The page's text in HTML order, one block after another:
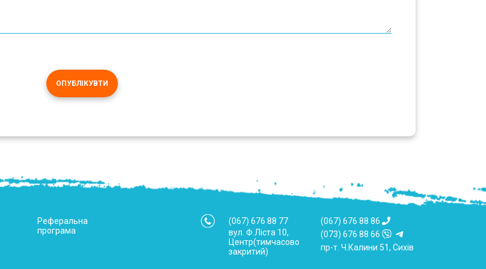
ОПУБЛІКУВТИ
Реферальна
програма
(067) 676 88 77
вул. Ф.Ліста 10,
Центр(тимчасово
закритий)
(067) 676 88 86
(073) 676 88 66
пр-т. Ч.Калини 51, Сихів